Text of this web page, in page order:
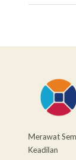
Merawat
Keadilan